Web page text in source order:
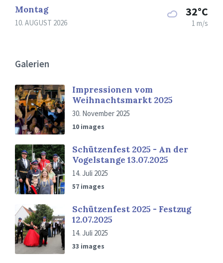
Montag
10. AUGUST 2026
32°C
1 m/s
Galerien
Impressionen vom
Weihnachtsmarkt 2025
30. November 2025
10 images
Schützenfest 2025 - An der
Vogelstange 13.07.2025
14. Juli 2025
57 images
Schützenfest 2025 - Festzug
12.07.2025
14. Juli 2025
33 images